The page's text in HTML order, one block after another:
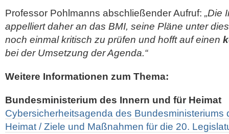
Professor Pohlmanns abschließender Aufruf: „Die
appelliert daher an das BMI, seine Pläne unter
noch einmal kritisch zu prüfen und hofft auf einen
bei der Umsetzung der Agenda.“
Weitere Informationen zum Thema:
Bundesministerium des Innern und für Heimat
Cybersicherheitsagenda des Bundesministeriums
Heimat / Ziele und Maßnahmen für die 20.